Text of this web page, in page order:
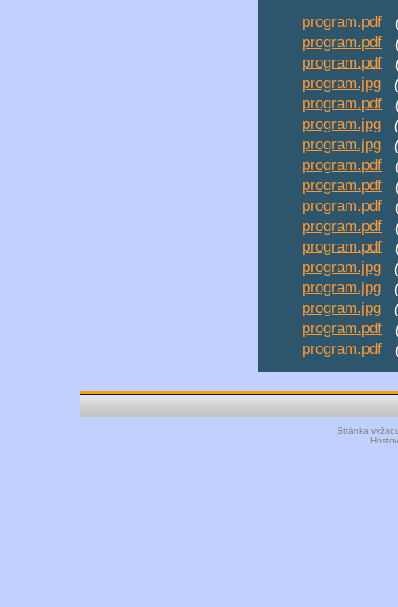
program.pdf
program.pdf
program.pdf
program.jpg
program.pdf
program.jpg
program.jpg
program.pdf
program.pdf
program.pdf
program.pdf
program.pdf
program.jpg
program.jpg
program.jpg
program.pdf
program.pdf
Stránka